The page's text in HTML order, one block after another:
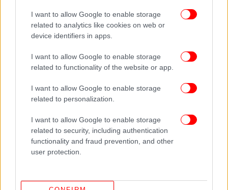
I want to allow Google to enable storage
related to analytics like cookies on web or
device identifiers in apps.
I want to allow Google to enable storage
related to functionality of the website or app.
I want to allow Google to enable storage
related to personalization.
I want to allow Google to enable storage
related to security, including authentication
functionality and fraud prevention, and other
user protection.
ότι εδώ και πολλά χρόνια έχουν καταργηθεί ή
μετεωρολογικοί κλωβοί που είχαμε μέσα τα
θερμόμετρα, τα μεγιστοβάθμια και ελαχιστοβάθμια
και κάναμε τις συγκρίσεις, έχουν αντικατασταθεί με
τους αυτόματους σταθμούς, οι οποίοι δίνουν
οι συγκρίσιμες τιμές δεν μπορούν να γίνουν με
εκείνες που είχαμε γιατί είναι μεγαλύτερες. Προς το
παρόν, το «Ελ Νίνιο» δεν βαραίνει το σύστημα και
θα δούμε πώς θα εξελιχθεί μέχρι τέλος του μήνα
χωρίς να μας εμπνέει ανησυχία γιατί έχουμε στο
οπλοστάσιο τα χρόνια που ανέφερα